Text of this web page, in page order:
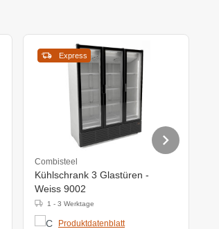
Express
Combisteel
Kühlschrank 3 Glastüren -
Weiss 9002
1 - 3 Werktage
Produktdatenblatt